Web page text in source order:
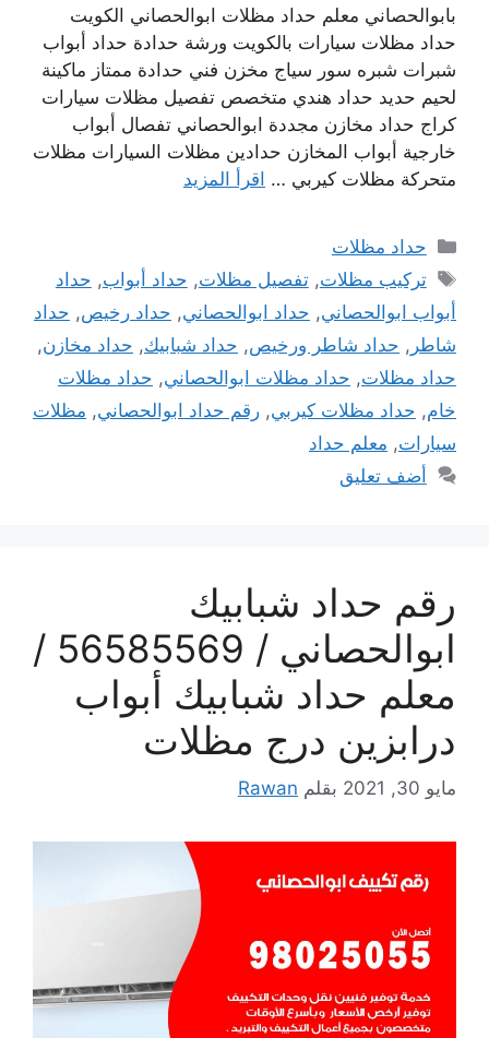
بابوالحصاني معلم حداد مظلات ابوالحصاني الكويت
حداد مظلات سيارات بالكويت ورشة حدادة حداد أبواب
شبرات شبره سور سياج مخزن فني حدادة ممتاز ماكينة
لحيم حديد حداد هندي متخصص تفصيل مظلات سيارات
كراج حداد مخازن مجددة ابوالحصاني تفصال أبواب
خارجية أبواب المخازن حدادين مظلات السيارات مظلات
متحركة مظلات كيربي … اقرأ المزيد
التصنيفات
حداد مظلات
الوسوم
تركيب مظلات,تفصيل مظلات, حداد أبواب, حداد
أبواب ابوالحصاني, حداد ابوالحصاني, حداد رخيص, حداد
شاطر , حداد شاطر ورخيص, حداد شبابيك, حداد مخازن,
حداد مظلات, حداد مظلات ابوالحصاني, حداد مظلات
خام, حداد مظلات كيربي, رقم حداد ابوالحصاني, مظلات
سيارات, معلم حداد
أضف تعليق
رقم حداد شبابيك
ابوالحصاني / 56585569 /
معلم حداد شبابيك أبواب
درابزين درج مظلات
مايو 30, 2021 بقلم Rawan